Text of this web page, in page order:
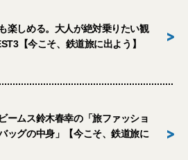
楽しめる。大人が絶対乗りたい観
【今こそ、鉄道旅に出よう】
>
ームス鈴木春幸の「旅ファッショ
ッグの中身」【今こそ、鉄道旅に
>